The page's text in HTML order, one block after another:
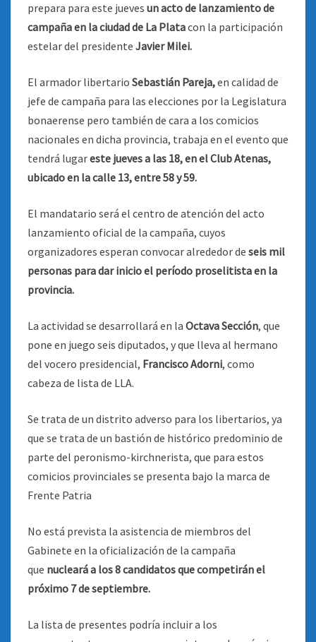
prepara para este jueves un acto de lanzamiento de
campaña en la ciudad de La Platacon la participación
estelar del presidente Javier Milei.
El armador libertario Sebastián Pareja,en calidad de
jefe de campaña para las elecciones por la Legislatura
bonaerense pero también de cara a los comicios
nacionales en dicha provincia, trabaja en el evento que
tendrá lugareste jueves a las 18, en el Club Atenas,
ubicado en la calle 13, entre 58 y 59.
El mandatario será el centro de atención del acto
lanzamiento oficial de la campaña, cuyos
organizadores esperan convocar alrededor de seis mil
personas para dar inicio el período proselitista en la
provincia.
La actividad se desarrollará en la Octava Sección, que
pone en juego seis diputados, y que lleva al hermano
del vocero presidencial, Francisco Adorni, como
cabeza de lista de LLA.
Se trata de un distrito adverso para los libertarios, ya
que se trata de un bastión de histórico predominio de
parte del peronismo-kirchnerista, que para estos
comicios provinciales se presenta bajo la marca de
Frente Patria
No está prevista la asistencia de miembros del
Gabinete en la oficialización de la campaña
que nucleará a los 8 candidatos que competirán el
próximo 7 de septiembre.
La lista de presentes podría incluir a los